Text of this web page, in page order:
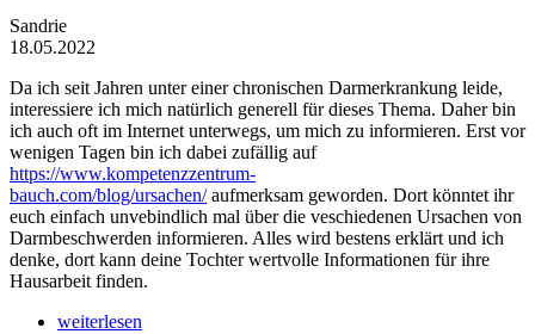
Sandrie
18.05.2022
Da ich seit Jahren unter einer chronischen Darmerkrankung leide,
interessiere ich mich natürlich generell für dieses Thema. Daher bin
ich auch oft im Internet unterwegs, um mich zu informieren. Erst vor
wenigen Tagen bin ich dabei zufällig auf
https://www.kompetenzzentrum-
bauch.com/blog/ursachen/aufmerksam geworden. Dort könntet ihr
euch einfach unvebindlich mal über die veschiedenen Ursachen von
Darmbeschwerden informieren. Alles wird bestens erklärt und ich
denke, dort kann deine Tochter wertvolle Informationen für ihre
Hausarbeit finden.
weiterlesen